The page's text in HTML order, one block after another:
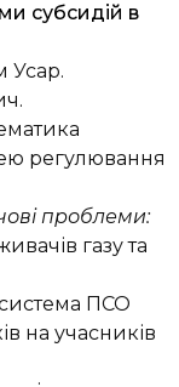
субсидій в
Усар.
регулювання
проблеми:
газу та
ПСО
на учасників